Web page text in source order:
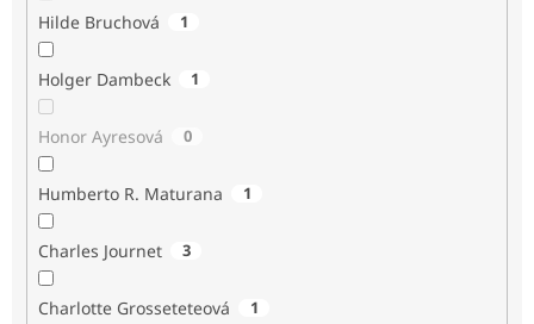
Hilde Bruchová 1
Holger Dambeck 1
Honor Ayresová 0
Humberto R. Maturana 1
Charles Journet 3
Charlotte Grosseteteová 1